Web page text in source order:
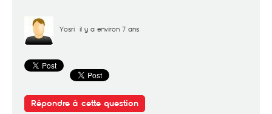
Yosri il y a environ 7 ans
Répondre à cette question